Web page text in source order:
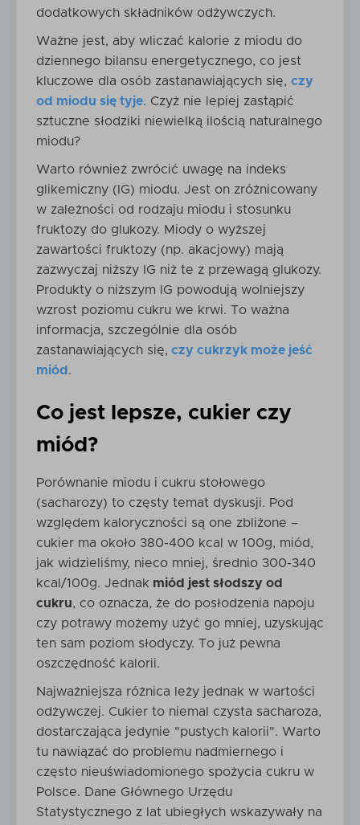
dodatkowych składników odżywczych.
Ważne jest, aby wliczać kalorie z miodu do
dziennego bilansu energetycznego, co jest
kluczowe dla osób zastanawiających się, czy
od miodu się tyje. Czyż nie lepiej zastąpić
sztuczne słodziki niewielką ilością naturalnego
miodu?
Warto również zwrócić uwagę na indeks
glikemiczny (IG) miodu. Jest on zróżnicowany
w zależności od rodzaju miodu i stosunku
fruktozy do glukozy. Miody o wyższej
zawartości fruktozy (np. akacjowy) mają
zazwyczaj niższy IG niż te z przewagą glukozy.
Produkty o niższym IG powodują wolniejszy
wzrost poziomu cukru we krwi. To ważna
informacja, szczególnie dla osób
zastanawiających się, czy cukrzyk może jeść
miód .
Co jest lepsze, cukier czy
miód?
Porównanie miodu i cukru stołowego
(sacharozy) to częsty temat dyskusji. Pod
względem kaloryczności są one zbliżone –
cukier ma około 380-400 kcal w 100g, miód,
jak widzieliśmy, nieco mniej, średnio 300-340
kcal/100g. Jednak miód jest słodszy od
cukru, co oznacza, że do posłodzenia napoju
czy potrawy możemy użyć go mniej, uzyskując
ten sam poziom słodyczy. To już pewna
oszczędność kalorii.
Najważniejsza różnica leży jednak w wartości
odżywczej. Cukier to niemal czysta sacharoza,
dostarczająca jedynie "pustych kalorii". Warto
tu nawiązać do problemu nadmiernego i
często nieuświadomionego spożycia cukru w
Polsce. Dane Głównego Urzędu
Statystycznego z lat ubiegłych wskazywały na